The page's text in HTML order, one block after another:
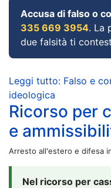
Accusa di falso o
335 669 3954. La
due falsità ti
Leggi tutto: Falso e
ideologica
Ricorso per
e
Arresto all'estero e difesa
Nel ricorso per